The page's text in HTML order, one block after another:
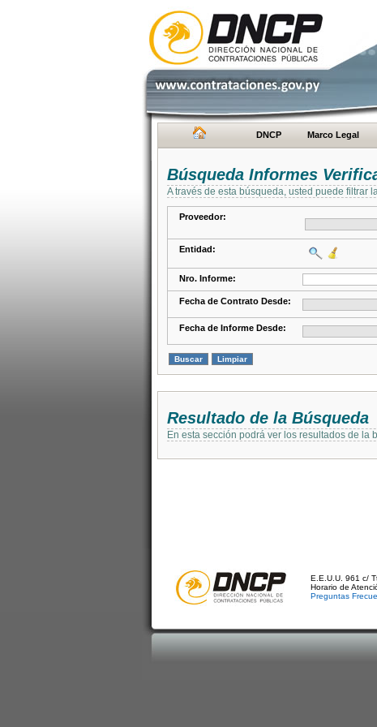
DNCP Marco Legal
Búsqueda Informes
A través de esta búsqueda, usted puede filtrar
Proveedor:
Entidad:
Nro. Informe:
Fecha de Contrato Desde:
Fecha de Informe Desde:
Resultado de la Búsqueda
En esta sección podrá ver los resultados de la
E.E.U.U. 961 c/
Horario de
Preguntas